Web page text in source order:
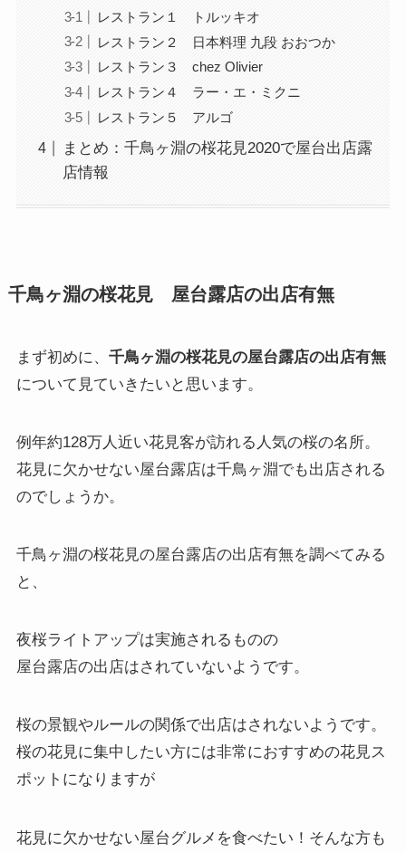
レストラン１ トルッキオ
レストラン２ 日本料理 九段 おおつか
レストラン３ chez Olivier
レストラン４ ラー・エ・ミクニ
レストラン５ アルゴ
まとめ：千鳥ヶ淵の桜花見2020で屋台出店露
店情報
千鳥ヶ淵の桜花見 屋台露店の出店有無
まず初めに、 千鳥ヶ淵の桜花見の屋台露店の出店有無
について見ていきたいと思います。
例年約128万人近い花見客が訪れる人気の桜の名所。
花見に欠かせない屋台露店は千鳥ヶ淵でも出店される
のでしょうか。
千鳥ヶ淵の桜花見の屋台露店の出店有無を調べてみる
と、
夜桜ライトアップは実施されるものの
屋台露店の出店はされていないようです。
桜の景観やルールの関係で出店はされないようです。
桜の花見に集中したい方には非常におすすめの花見ス
ポットになりますが
花見に欠かせない屋台グルメを食べたい！そんな方も